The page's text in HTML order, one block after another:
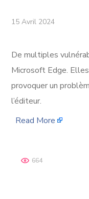
15 Avril 2024
De multiples
Microsoft Edge.
provoquer un
l’éditeur.
Read More
664